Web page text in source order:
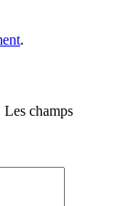
.
Les champs